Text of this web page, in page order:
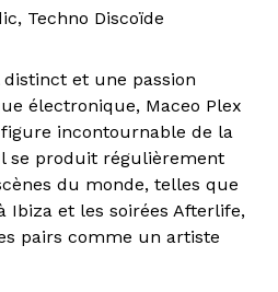
Techno Discoïde
et une passion
électronique, Maceo Plex
incontournable de la
se produit régulièrement
du monde, telles que
Ibiza et les soirées Afterlife,
pairs comme un artiste